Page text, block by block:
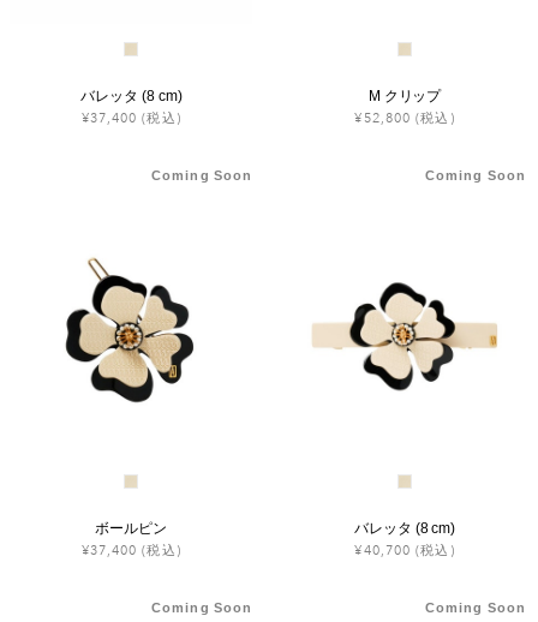
バレッタ (8 cm)
¥37,400 (税込)
M クリップ
¥52,800 (税込)
Coming Soon
ボールピン
¥37,400 (税込)
Coming Soon
バレッタ (8 cm)
¥40,700 (税込)
Coming Soon Coming Soon